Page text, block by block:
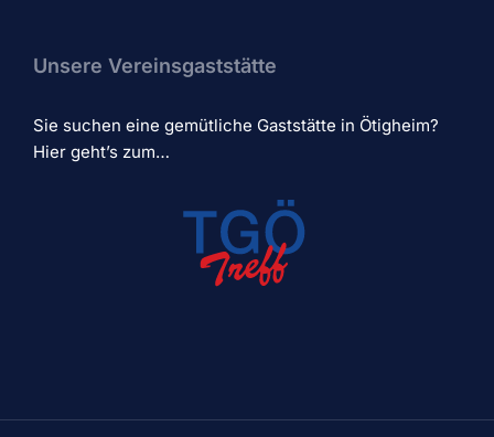
Unsere Vereinsgaststätte
Sie suchen eine gemütliche Gaststätte in Ötigheim?
Hier geht’s zum…